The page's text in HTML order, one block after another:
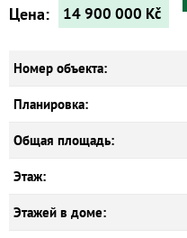
Цена: 14 900 000 Kč
Номер объекта:
Планировка:
Общая площадь:
Этаж:
Этажей в доме: